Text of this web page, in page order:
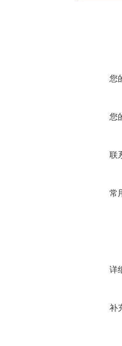
您
您
联
常
详
补